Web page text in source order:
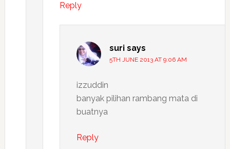
Reply
suri says
5TH JUNE 2013 AT 9:06 AM
izzuddin
banyak pilihan rambang mata di
buatnya
Reply